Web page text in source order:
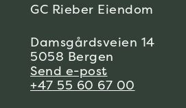
GC Rieber Eiendom
Damsgårdsveien 14
5058 Bergen
Send e-post
+47 55 60 67 00